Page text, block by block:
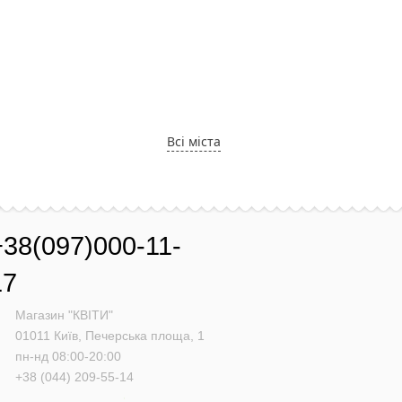
Всі міста
11-
Магазин "КВІТИ"
01011 Київ, Печерська площа, 1
пн-нд 08:00-20:00
+38 (044) 209-55-14